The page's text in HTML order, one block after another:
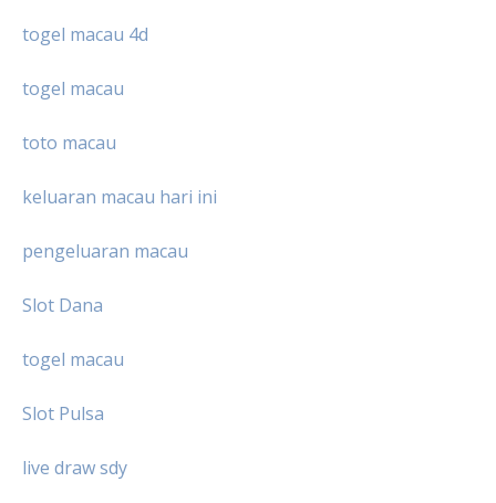
togel macau 4d
togel macau
toto macau
keluaran macau hari ini
pengeluaran macau
Slot Dana
togel macau
Slot Pulsa
live draw sdy